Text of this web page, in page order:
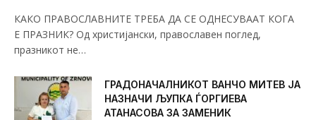
КАКО ПРАВОСЛАВНИТЕ ТРЕБА ДА СЕ ОДНЕСУВААТ КОГА
Е ПРАЗНИК? Од христијански, православен поглед,
празникот не…
ГРАДОНАЧАЛНИКОТ ВАНЧО МИТЕВ ЈА
НАЗНАЧИ ЉУПКА ЃОРГИЕВА
АТАНАСОВА ЗА ЗАМЕНИК